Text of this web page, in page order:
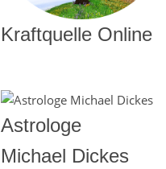
Kraftquelle Online
Astrologe
Michael Dickes